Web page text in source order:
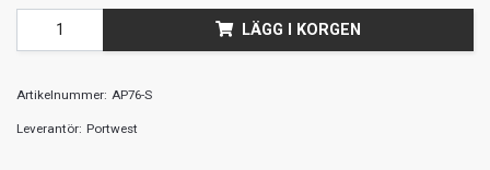
LÄGG I KORGEN
Artikelnummer: AP76-S
Leverantör: Portwest